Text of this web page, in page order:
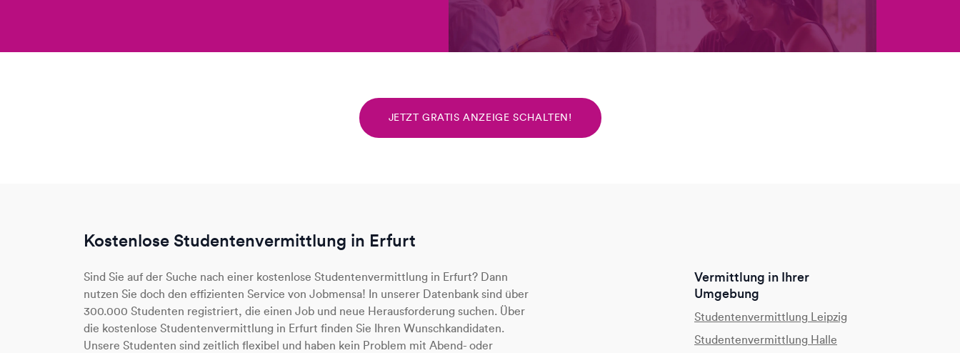
JETZT GRATIS ANZEIGE SCHALTEN!
Kostenlose Studentenvermittlung in Erfurt
Sind Sie auf der Suche nach einer kostenlose Studentenvermittlung in Erfurt? Dann
nutzen Sie doch den effizienten Service von Jobmensa! In unserer Datenbank sind über
300.000 Studenten registriert, die einen Job und neue Herausforderung suchen. Über
die kostenlose Studentenvermittlung in Erfurt finden Sie Ihren Wunschkandidaten.
Unsere Studenten sind zeitlich flexibel und haben kein Problem mit Abend- oder
Vermittlung in Ihrer
Umgebung
Studentenvermittlung Leipzig
Studentenvermittlung Halle